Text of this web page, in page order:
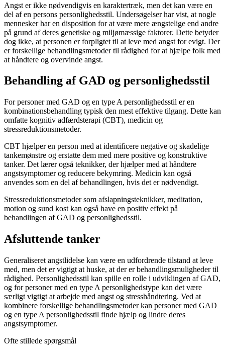
Angst er ikke nødvendigvis en karaktertræk, men det kan være en
del af en persons personlighedsstil. Undersøgelser har vist, at nogle
mennesker har en disposition for at være mere ængstelige end andre
på grund af deres genetiske og miljømæssige faktorer. Dette betyder
dog ikke, at personen er forpligtet til at leve med angst for evigt. Der
er forskellige behandlingsmetoder til rådighed for at hjælpe folk med
at håndtere og overvinde angst.
Behandling af GAD og personlighedsstil
For personer med GAD og en type A personlighedsstil er en
kombinationsbehandling typisk den mest effektive tilgang. Dette kan
omfatte kognitiv adfærdsterapi (CBT), medicin og
stressreduktionsmetoder.
CBT hjælper en person med at identificere negative og skadelige
tankemønstre og erstatte dem med mere positive og konstruktive
tanker. Det lærer også teknikker, der hjælper med at håndtere
angstsymptomer og reducere bekymring. Medicin kan også
anvendes som en del af behandlingen, hvis det er nødvendigt.
Stressreduktionsmetoder som afslapningsteknikker, meditation,
motion og sund kost kan også have en positiv effekt på
behandlingen af GAD og personlighedsstil.
Afsluttende tanker
Generaliseret angstlidelse kan være en udfordrende tilstand at leve
med, men det er vigtigt at huske, at der er behandlingsmuligheder til
rådighed. Personlighedsstil kan spille en rolle i udviklingen af GAD,
og for personer med en type A personlighedstype kan det være
særligt vigtigt at arbejde med angst og stresshåndtering. Ved at
kombinere forskellige behandlingsmetoder kan personer med GAD
og en type A personlighedsstil finde hjælp og lindre deres
angstsymptomer.
Ofte stillede spørgsmål